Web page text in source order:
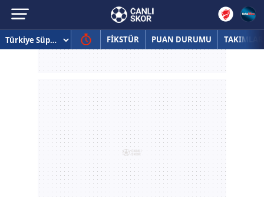
FİKSTÜR PUAN DURUMU TAKIMLAR